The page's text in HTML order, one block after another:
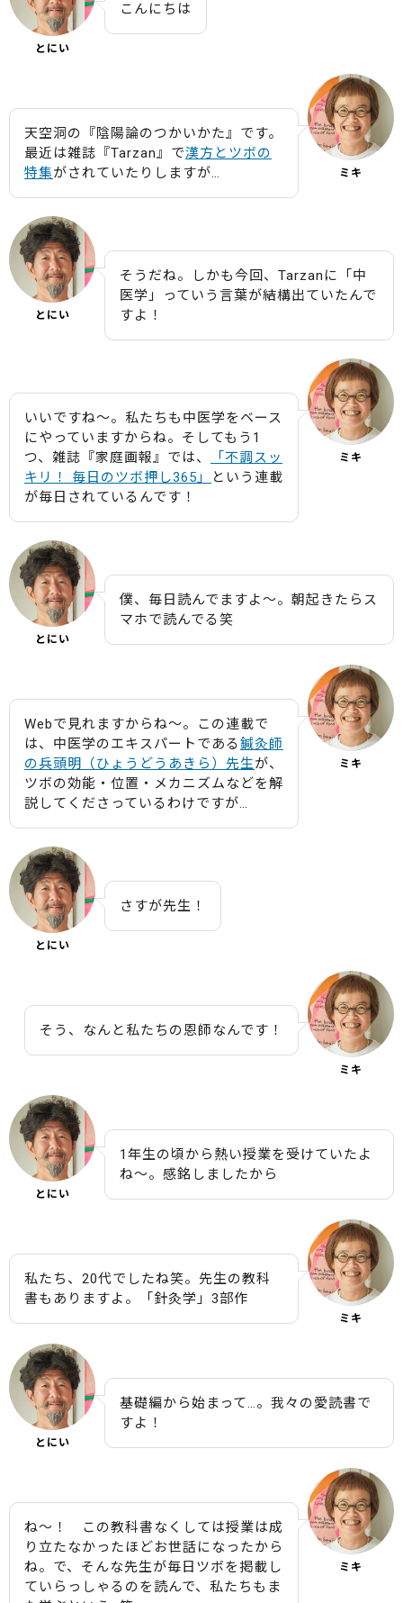
とにい
こんにちは
天空洞の『陰陽論のつかいかた』です。
最近は雑誌『Tarzan』で漢方とツボの
特集がされていたりしますが… ミキ
とにい
そうだね。しかも今回、Tarzanに「中
医学」っていう言葉が結構出ていたんで
すよ！
いいですね〜。私たちも中医学をベース
にやっていますからね。そしてもう1
つ、雑誌『家庭画報』では、
「不調スッ
キリ！ 毎日のツボ押し365」
という連載
が毎日されているんです！
ミキ
とにい
僕、毎日読んでますよ〜。朝起きたらス
マホで読んでる笑
Webで見れますからね〜。この連載で
は、中医学のエキスパートである鍼灸師
の兵頭明（ひょうどうあきら）先生が、
ツボの効能・位置・メカニズムなどを解
説してくださっているわけですが…
ミキ
とにい
さすが先生！
そう、なんと私たちの恩師なんです！
ミキ
とにい
1年生の頃から熱い授業を受けていたよ
ね〜。感銘しましたから
私たち、20代でしたね笑。先生の教科
書もありますよ。「針灸学」3部作
ミキ
とにい
基礎編から始まって…。我々の愛読書で
すよ！
ね〜！ この教科書なくしては授業は成
り立たなかったほどお世話になったから
ね。で、そんな先生が毎日ツボを掲載し
ていらっしゃるのを読んで、私たちもま
ミキ